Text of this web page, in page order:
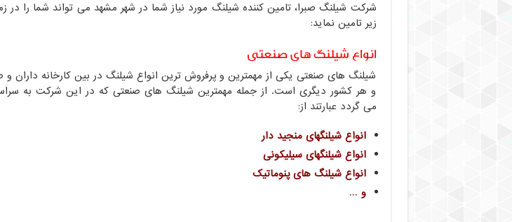
شرکت شیلنگ صبرا، تامین کننده شیلنگ مورد نیاز شما در شهر مشهد می تواند شما را در
زیر تامین نماید:
انواع شیلنگ های صنعتی
شیلنگ های صنعتی یکی از مهمترین و پرفروش ترین انواع شیلنگ در بین کارخانه داران و
و هر کشور دیگری است. از جمله مهمترین شیلنگ های صنعتی که در این شرکت به
می گردد عبارتند از:
انواع شیلنگهای منجید دار
انواع شیلنگهای سیلیکونی
انواع شیلنگ های پنوماتیک
و …